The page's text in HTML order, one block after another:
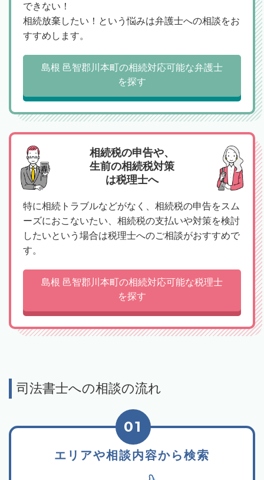
できない！
相続放棄したい！という悩みは弁護士への相談をお
すすめします。
島根 邑智郡川本町の相続対応可能な弁護士
を探す
相続税の申告や、
生前の相続税対策
は税理士へ
特に相続トラブルなどがなく、相続税の申告をスム
ーズにおこないたい、相続税の支払いや対策を検討
したいという場合は税理士へのご相談がおすすめで
す。
島根 邑智郡川本町の相続対応可能な税理士
を探す
司法書士への相談の流れ
エリアや相談内容から検索
01